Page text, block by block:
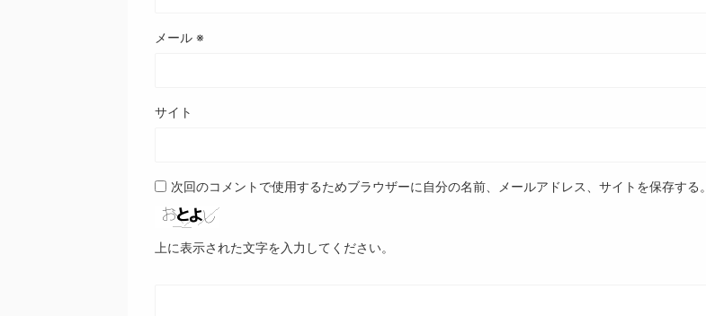
メール ※
サイト
次回のコメントで使用するためブラウザーに自分の名前、メールアドレス、サイトを保存する。
上に表示された文字を入力してください。